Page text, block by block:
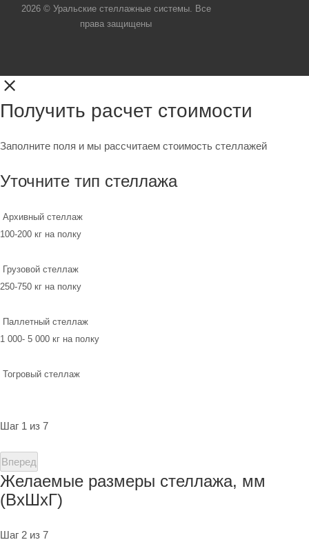
2026 © Уральские стеллажные системы. Все
права защищены
Получить расчет стоимости
Заполните поля и мы рассчитаем стоимость стеллажей
Уточните тип стеллажа
Архивный стеллаж
100-200 кг на полку
Грузовой стеллаж
250-750 кг на полку
Паллетный стеллаж
1 000- 5 000 кг на полку
Тогровый стеллаж
Шаг 1 из 7
Вперед
Желаемые размеры стеллажа, мм
(ВхШхГ)
Шаг 2 из 7